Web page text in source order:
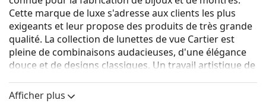
Cette marque de luxe s'adresse aux clients les plus
exigeants et leur propose des produits de très grande
qualité. La collection de lunettes de vue Cartier est
pleine de combinaisons audacieuses, d'une élégance
douce et de designs classiques. Un travail artistique de
caractéristiques des lunettes de vue Cartier.
Afficher plus